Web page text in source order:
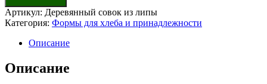
липы
Артикул: Деревянный совок из липы
Категория: Формы для хлеба и принадлежности
Описание
Описание